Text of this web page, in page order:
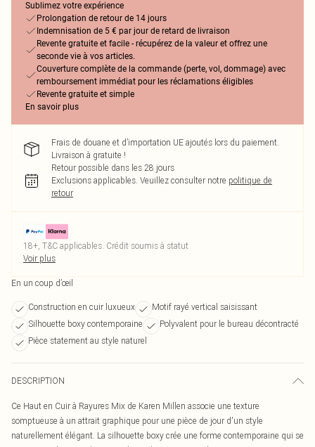
Sublimez votre expérience
Prolongation de retour de 14 jours
Indemnisation de 5 € par jour de retard de livraison
Revente gratuite et facile - récupérez de la valeur et offrez une
seconde vie à vos articles.
Couverture complète de la commande (perte, vol, dommage) avec
remboursement immédiat pour les réclamations éligibles
Revente gratuite et simple
En savoir plus
Frais de douane et d’importation UE ajoutés lors du paiement.
Livraison à gratuite !
Retour possible dans les 28 jours
Exclusions applicables. Veuillez consulter notre politique de
retour
18+, T&C applicables. Crédit soumis à statut
Voir plus
En un coup d’œil
Construction en cuir luxueux
Motif rayé vertical saisissant
Silhouette boxy contemporaine
Polyvalent pour le bureau décontracté
Pièce statement au style naturel
DESCRIPTION
Ce Haut en Cuir à Rayures Mix de Karen Millen associe une texture
somptueuse à un attrait graphique pour une pièce de jour d'un style
naturellement élégant. La silhouette boxy crée une forme contemporaine qui se